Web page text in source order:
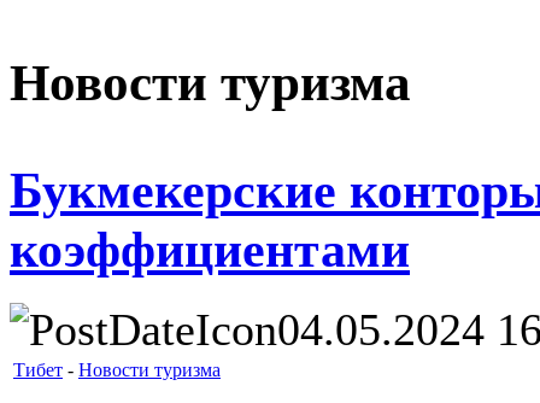
Новости туризма
Букмекерские
коэффициентами
04.05.2024
Тибет - Новости туризма